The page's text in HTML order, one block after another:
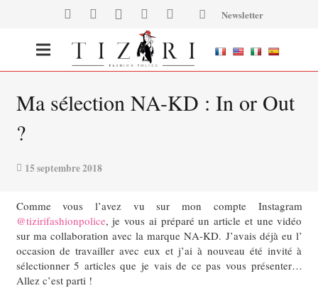
Newsletter
Ma sélection NA-KD : In or Out
?
15 septembre 2018
Comme vous l’avez vu sur mon compte Instagram
@tizirifashionpolice, je vous ai préparé un article et une vidéo
sur ma collaboration avec la marque NA-KD. J’avais déjà eu l’
occasion de travailler avec eux et j’ai à nouveau été invité à
sélectionner 5 articles que je vais de ce pas vous présenter…
Allez c’est parti !